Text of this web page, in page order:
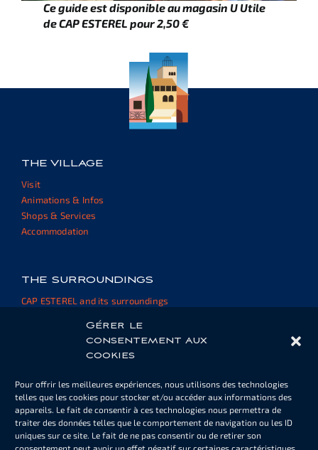
Gérer le
consentement aux
cookies
Pour offrir les meilleures expériences, nous utilisons des technologies
telles que les cookies pour stocker et/ou accéder aux informations des
appareils. Le fait de consentir à ces technologies nous permettra de
traiter des données telles que le comportement de navigation ou les ID
uniques sur ce site. Le fait de ne pas consentir ou de retirer son
consentement peut avoir un effet négatif sur certaines caractéristiques
Ce guide est disponible au magasin U Utile
de CAP ESTEREL pour 2,50 €
THE VILLAGE
Visit
Animations & Infos
Shops & Services
Accommodation
THE SURROUNDINGS
CAP ESTEREL and its surroundings
Pool or parking cards
Informations
Documents